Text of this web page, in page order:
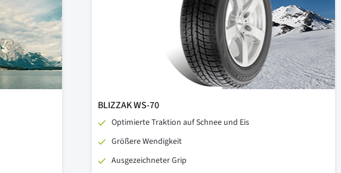
BLIZZAK WS-70
Optimierte Traktion auf Schnee und Eis
Größere Wendigkeit
Ausgezeichneter Grip